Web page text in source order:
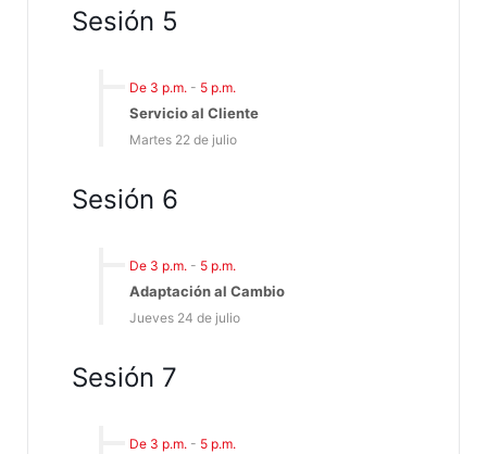
Sesión 5
De 3 p.m. - 5 p.m.
Servicio al Cliente
Martes 22 de julio
Sesión 6
De 3 p.m. - 5 p.m.
Adaptación al Cambio
Jueves 24 de julio
Sesión 7
De 3 p.m. - 5 p.m.